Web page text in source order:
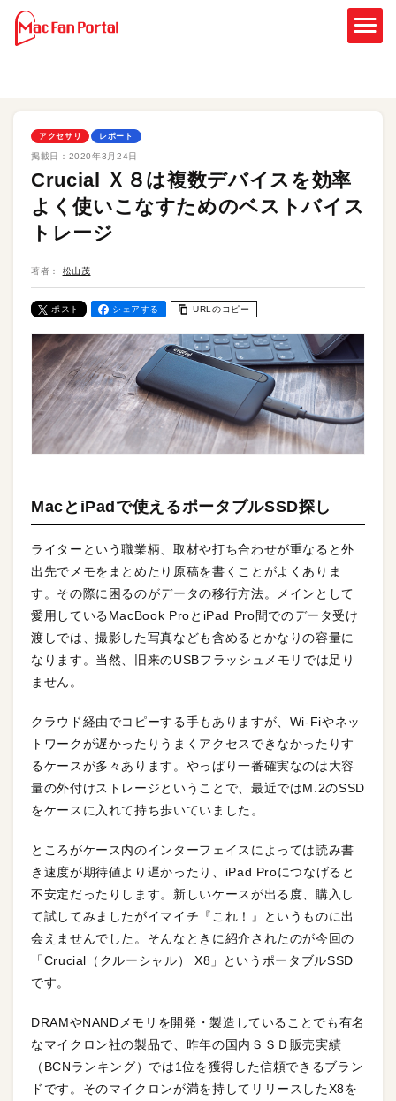
アクセサリ レポート
掲載日： 2020年3月24日
Crucial Ｘ８は複数デバイスを効率
よく使いこなすためのベストバイス
トレージ
著者： 松山茂
ポスト シェアする URLのコピー
MacとiPadで使えるポータブルSSD探し
ライターという職業柄、取材や打ち合わせが重なると外
出先でメモをまとめたり原稿を書くことがよくありま
す。その際に困るのがデータの移行方法。メインとして
愛用しているMacBook ProとiPad Pro間でのデータ受け
渡しでは、撮影した写真なども含めるとかなりの容量に
なります。当然、旧来のUSBフラッシュメモリでは足り
ません。
クラウド経由でコピーする手もありますが、Wi-Fiやネッ
トワークが遅かったりうまくアクセスできなかったりす
るケースが多々あります。やっぱり一番確実なのは大容
量の外付けストレージということで、最近ではM.2のSSD
をケースに入れて持ち歩いていました。
ところがケース内のインターフェイスによっては読み書
き速度が期待値より遅かったり、iPad Proにつなげると
不安定だったりします。新しいケースが出る度、購入し
て試してみましたがイマイチ『これ！』というものに出
会えませんでした。そんなときに紹介されたのが今回の
「Crucial（クルーシャル） X8」というポータブルSSD
です。
DRAMやNANDメモリを開発・製造していることでも有名
なマイクロン社の製品で、昨年の国内ＳＳＤ販売実績
（BCNランキング）では1位を獲得した信頼できるブラン
ドです。そのマイクロンが満を持してリリースしたX8を